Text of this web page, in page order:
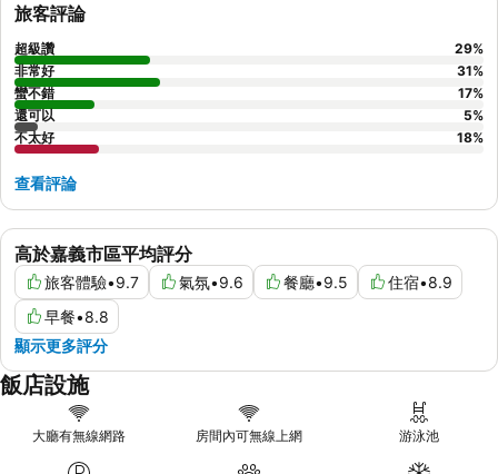
高於嘉義市區平均評分
旅客體驗•9.7 氣氛•9.6 餐廳•9.5 住宿•8.9
早餐•8.8
顯示更多評分
旅客評論
超級讚 29%
非常好
31%
蠻不錯
17%
還可以
5%
不太好
18%
查看評論
飯店設施
大廳有無線網路 房間內可無線上網 游泳池